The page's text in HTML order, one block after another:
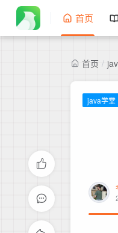
首页
首页 /
java学堂